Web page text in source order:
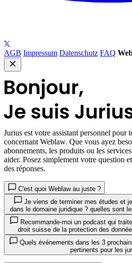
AGB Impressum Datenschutz FAQ
Jurius est votre assistant personnel pour
concernant Weblaw. Que vous ayez
abonnements, les produits ou les
aider. Posez simplement votre question
des réponses.
C'est quoi Weblaw au juste ?
Je viens de terminer mes études et je m'intéresse à une carriére
dans le domaine juridique ? quelles sont
droit suisse de la protection des
Quels événements dans les 3 prochains mois sont particuliérement
pertinents pour les